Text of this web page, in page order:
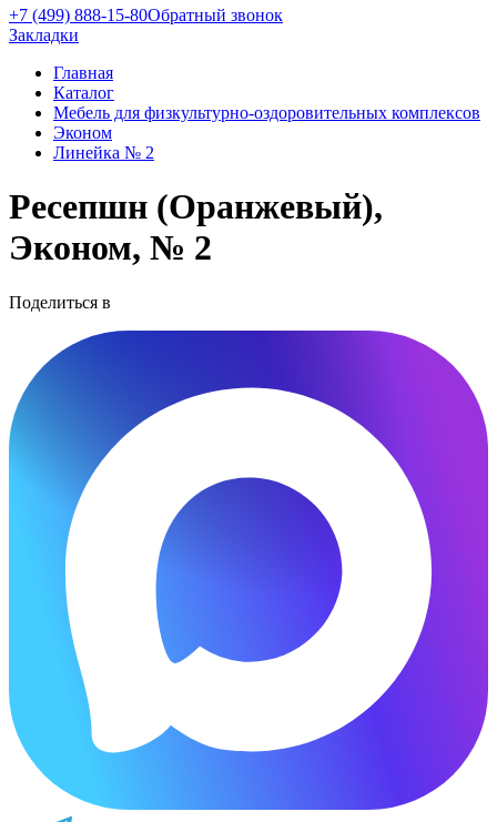
+7 (499) 888-15-80Обратный звонок
Закладки
Главная
Каталог
Мебель для физкультурно-оздоровительных комплексов
Эконом
Линейка № 2
Ресепшн (Оранжевый),
Эконом, № 2
Поделиться в